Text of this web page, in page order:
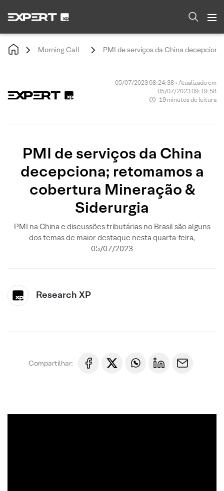
Morning Call PMI de serviços da China
05/07/2023 08:24:38 • Atualizado em
05/07/2023 09:19:58
19 minutos de leitura
PMI de serviços da China
decepciona; retomamos a
cobertura Mineração &
Siderurgia
PMI na China e discussões tributárias no Brasil são alguns
dos temas de maior destaque nesta quarta-feira,
05/07/2023
Research XP
Compartilhar: